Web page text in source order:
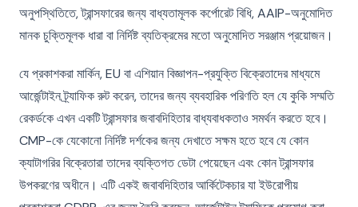
অনুপস্থিতিতে, ট্রান্সফারের জন্য বাধ্যতামূলক কর্পোরেট বিধি, AAIP-অনুমোদিত
মানক চুক্তিমূলক ধারা বা নির্দিষ্ট ব্যতিক্রমের মতো অনুমোদিত সরঞ্জাম প্রয়োজন।
যে প্রকাশকরা মার্কিন, EU বা এশিয়ান বিজ্ঞাপন-প্রযুক্তি বিক্রেতাদের মাধ্যমে
আর্জেন্টাইন ট্র্যাফিক রুট করেন, তাদের জন্য ব্যবহারিক পরিণতি হল যে কুকি সম্মতি
রেকর্ডকে এখন একটি ট্রান্সফার জবাবদিহিতার বাধ্যবাধকতাও সমর্থন করতে হবে।
CMP-কে যেকোনো নির্দিষ্ট দর্শকের জন্য দেখাতে সক্ষম হতে হবে যে কোন
ক্যাটাগরির বিক্রেতারা তাদের ব্যক্তিগত ডেটা পেয়েছেন এবং কোন ট্রান্সফার
উপকরণের অধীনে। এটি একই জবাবদিহিতার আর্কিটেকচার যা ইউরোপীয়